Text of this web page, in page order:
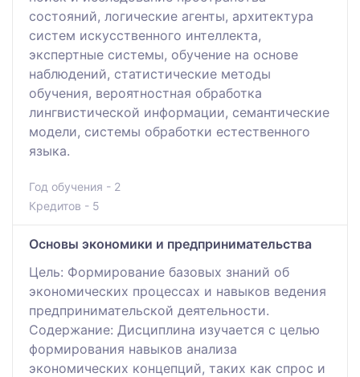
состояний, логические агенты, архитектура
систем искусственного интеллекта,
экспертные системы, обучение на основе
наблюдений, статистические методы
обучения, вероятностная обработка
лингвистической информации, семантические
модели, системы обработки естественного
языка.
Год обучения - 2
Кредитов - 5
Основы экономики и предпринимательства
Цель: Формирование базовых знаний об
экономических процессах и навыков ведения
предпринимательской деятельности.
Содержание: Дисциплина изучается с целью
формирования навыков анализа
экономических концепций, таких как спрос и